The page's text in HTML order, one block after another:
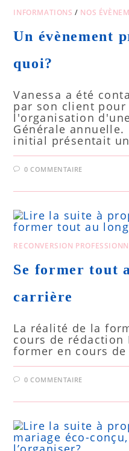
INFORMATIONS / NOS
Un évènement
quoi?
Vanessa a été
par son client
l'organisation
Générale annuelle.
initial présentait
0 COMMENTAIRE
RECONVERSION
Se former tout
carrière
La réalité de la
cours de rédaction
former en cours
0 COMMENTAIRE